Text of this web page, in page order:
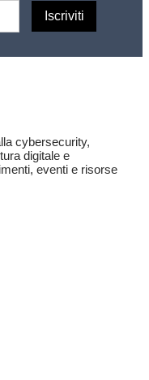
cybersecurity,
digitale e
eventi e risorse